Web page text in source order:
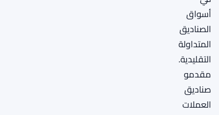
أسواق
الصناديق
المتداولة
التقليدية.
مقدمو
صناديق
العملات